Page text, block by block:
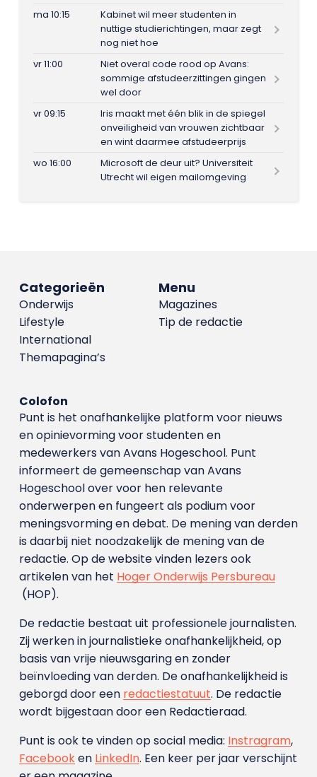
ma 10:15
Kabinet wil meer studenten in
nuttige studierichtingen, maar zegt
nog niet hoe
vr 11:00
Niet overal code rood op Avans:
sommige afstudeerzittingen gingen
wel door
vr 09:15
Iris maakt met één blik in de spiegel
onveiligheid van vrouwen zichtbaar
en wint daarmee afstudeerprijs
wo 16:00
Microsoft de deur uit? Universiteit
Utrecht wil eigen mailomgeving
Menu
Magazines
Tip de redactie
Categorieën
Onderwijs
Lifestyle
International
Themapagina’s
Colofon
Punt is het onafhankelijke platform voor nieuws
en opinievorming voor studenten en
medewerkers van Avans Hoge­school. Punt
informeert de gemeenschap van Avans
Hogeschool over voor hen relevante
onderwerpen en fungeert als podium voor
meningsvorming en debat. De mening van derden
is daarbij niet noodzakelijk de mening van de
redactie. Op de website vinden lezers ook
artikelen van het Hoger Onderwijs Persbureau
(HOP).
De redactie bestaat uit professionele journalisten.
Zij werken in journalistieke onafhankelijkheid, op
basis van vrije nieuwsgaring en zonder
beïnvloeding van derden. De onafhankelijkheid is
geborgd door een redactiestatuut. De redactie
wordt bijgestaan door een Redactieraad.
Punt is ook te vinden op social media: Instragram,
Facebooken LinkedIn. Een keer per jaar verschijnt